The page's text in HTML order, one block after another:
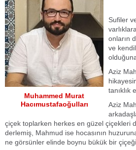
Muhammed Murat
Hacımustafaoğulları
Sufiler
onların
ve
Aziz
tanıklık
Aziz
çiçek toplarken herkes en güzel çiçekleri
derlemiş, Mahmud ise hocasının
ne görsünler elinde boynu bükük bir çiçeği